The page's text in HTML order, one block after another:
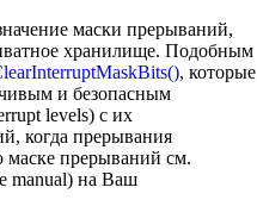
маски прерываний,
хранилище. Подобным
, которые
и безопасным
levels) с их
когда прерывания
прерываний см.
manual) на Ваш